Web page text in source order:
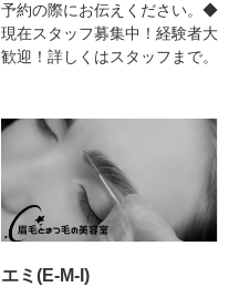
予約の際にお伝えください。◆
現在スタッフ募集中！経験者大
歓迎！詳しくはスタッフまで。
エミ(E-M-I)